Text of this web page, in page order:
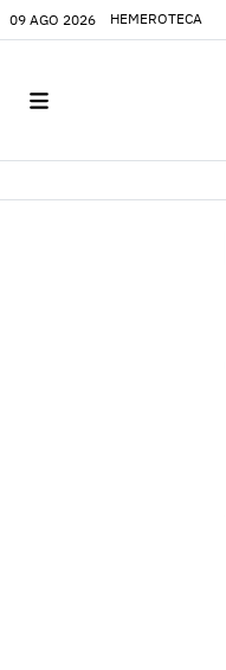
09 AGO 2026 HEMEROTECA